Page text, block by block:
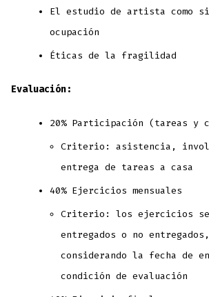
El estudio de artista como
ocupación
Éticas de la fragilidad
Evaluación:
20% Participación (tareas y
Criterio: asistencia,
entrega de tareas a casa
40% Ejercicios mensuales
Criterio: los ejercicios se
entregados o no
considerando la fecha de
condición de evaluación